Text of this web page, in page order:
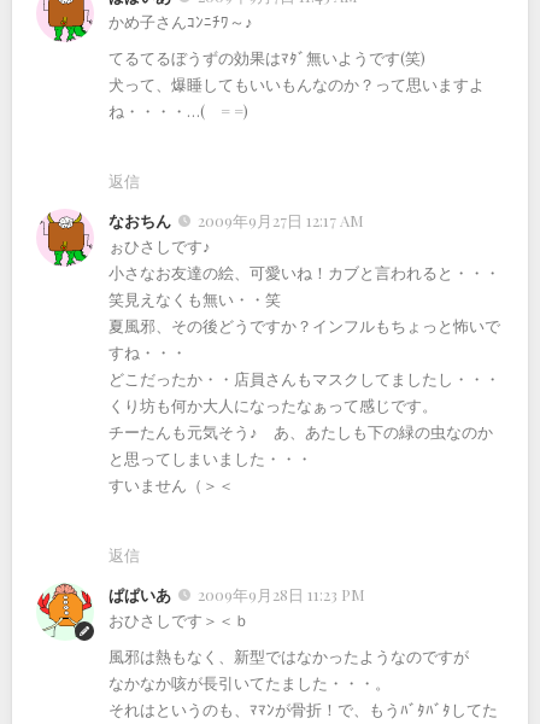
かめ子さんｺﾝﾆﾁﾜ～♪
てるてるぼうずの効果はﾏﾀﾞ無いようです(笑)
犬って、爆睡してもいいもんなのか？って思いますよ
ね・・・・…( = =)
返信
なおちん
2009年9月27日 12:17 AM
ぉひさしです♪
小さなお友達の絵、可愛いね！カブと言われると・・・
笑見えなくも無い・・笑
夏風邪、その後どうですか？インフルもちょっと怖いで
すね・・・
どこだったか・・店員さんもマスクしてましたし・・・
くり坊も何か大人になったなぁって感じです。
チーたんも元気そう♪ あ、あたしも下の緑の虫なのか
と思ってしまいました・・・
すいません（＞＜
返信
ぱぱいあ
2009年9月28日 11:23 PM
おひさしです＞＜ｂ
風邪は熱もなく、新型ではなかったようなのですが
なかなか咳が長引いてたました・・・。
それはというのも、ﾏﾏﾝが骨折！で、もうﾊﾞﾀﾊﾞﾀしてた